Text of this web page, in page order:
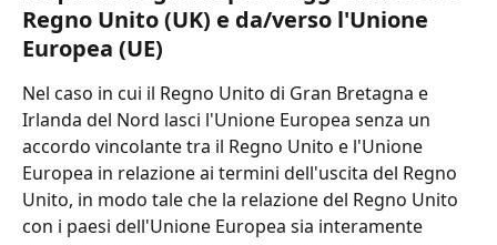
Regno Unito (UK) e da/verso l'Unione
Europea (UE)
Nel caso in cui il Regno Unito di Gran Bretagna e
Irlanda del Nord lasci l'Unione Europea senza un
accordo vincolante tra il Regno Unito e l'Unione
Europea in relazione ai termini dell'uscita del Regno
Unito, in modo tale che la relazione del Regno Unito
con i paesi dell'Unione Europea sia interamente